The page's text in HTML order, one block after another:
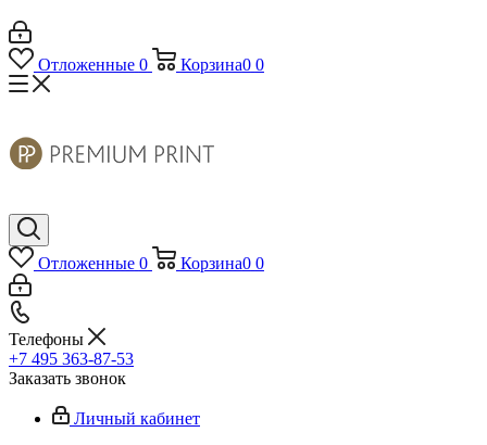
Отложенные 0 Корзина0 0
Отложенные 0 Корзина0 0
Телефоны
+7 495 363-87-53
Заказать звонок
Личный кабинет